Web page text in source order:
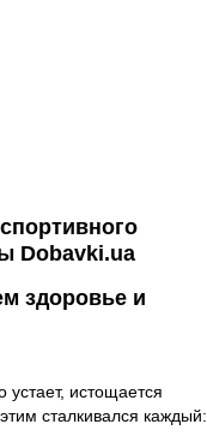
Dobavki.ua
здоровье и
истощается
сталкивался каждый: